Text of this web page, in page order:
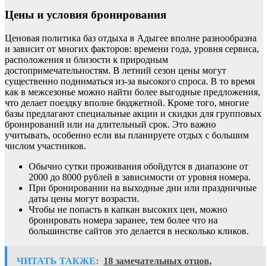
Цены и условия бронирования
Ценовая политика баз отдыха в Адыгее вполне разнообразна
и зависит от многих факторов: времени года, уровня сервиса,
расположения и близости к природным
достопримечательностям. В летний сезон цены могут
существенно подниматься из-за высокого спроса. В то время
как в межсезонье можно найти более выгодные предложения,
что делает поездку вполне бюджетной. Кроме того, многие
базы предлагают специальные акции и скидки для групповых
бронирований или на длительный срок. Это важно
учитывать, особенно если вы планируете отдых с большим
числом участников.
Обычно сутки проживания обойдутся в диапазоне от
2000 до 8000 рублей в зависимости от уровня номера.
При бронировании на выходные дни или праздничные
даты цены могут возрасти.
Чтобы не попасть в капкан высоких цен, можно
бронировать номера заранее, тем более что на
большинстве сайтов это делается в несколько кликов.
ЧИТАТЬ ТАКЖЕ: 18 замечательных отцов,